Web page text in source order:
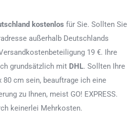
kostenlos für Sie. Sollten Sie
außerhalb Deutschlands
19 €. Ihre
grundsätzlich mit DHL. Sollten Ihre
80 cm sein, beauftrage ich eine
zu Ihnen, meist GO! EXPRESS.
keinerlei Mehrkosten.